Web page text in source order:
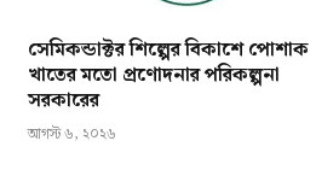
সেমিকন্ডাক্টর শিল্পের বিকাশে পোশাক
খাতের মতো প্রণোদনার পরিকল্পনা
সরকারের
আগস্ট ৬, ২০২৬